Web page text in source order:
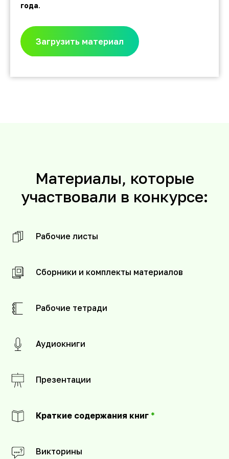
года.
Загрузить материал
Материалы, которые
участвовали в конкурсе:
Рабочие листы
Сборники и комплекты материалов
Рабочие тетради
Аудиокниги
Презентации
Краткие содержания книг *
Викторины